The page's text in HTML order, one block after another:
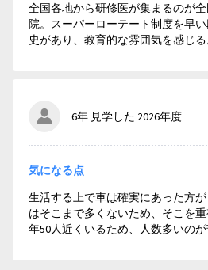
全国各地から研修医が集まるのが
院。スーパーローテート制度を早
史があり、教育的な雰囲気を感じる
6年 見学した 2026年度
気になる点
生活する上で車は確実にあった方
はそこまで多くないため、そこを
年50人近くいるため、人数多いのが